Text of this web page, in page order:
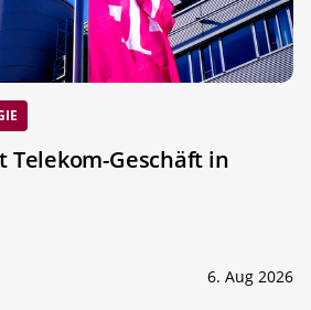
Geschäft in
6. Aug 2026